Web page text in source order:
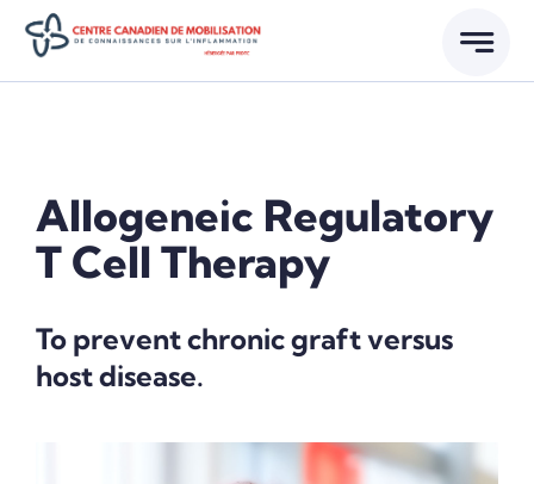
Skip
content
Allogeneic Regulatory
T Cell Therapy
To prevent chronic graft versus
host disease.